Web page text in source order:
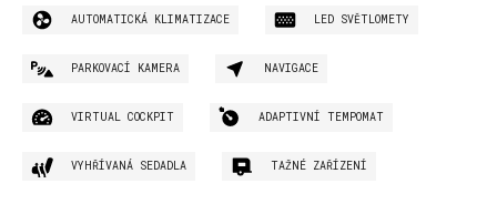
AUTOMATICKÁ KLIMATIZACE LED SVĚTLOMETY
PARKOVACÍ KAMERA NAVIGACE
VIRTUAL COCKPIT ADAPTIVNÍ TEMPOMAT
VYHŘÍVANÁ SEDADLA TAŽNÉ ZAŘÍZENÍ